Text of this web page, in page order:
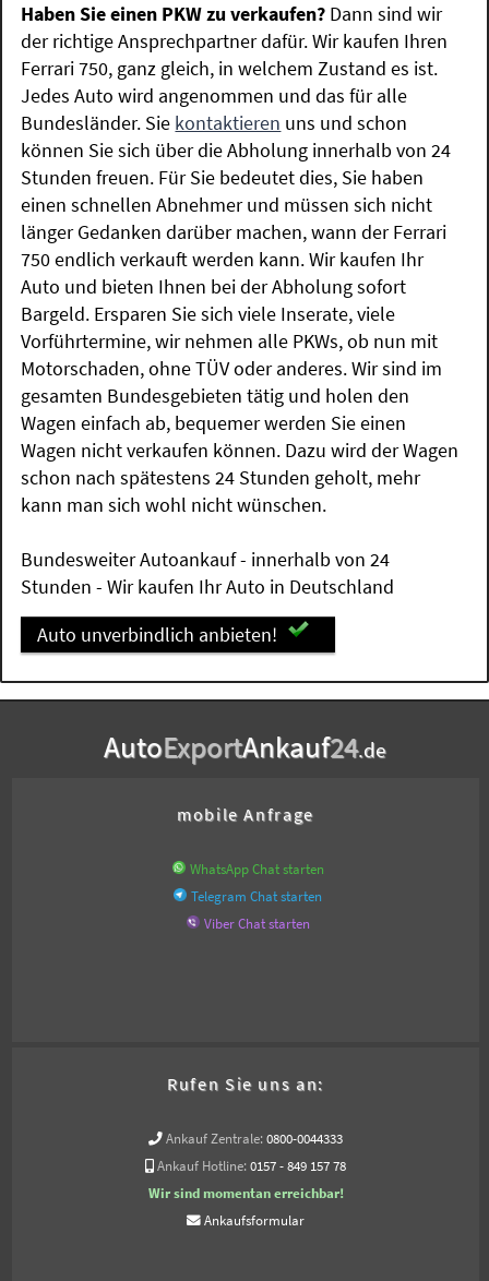
Haben Sie einen PKW zu verkaufen? Dann sind wir
der richtige Ansprechpartner dafür. Wir kaufen Ihren
Ferrari 750, ganz gleich, in welchem Zustand es ist.
Jedes Auto wird angenommen und das für alle
Bundesländer. Sie kontaktieren uns und schon
können Sie sich über die Abholung innerhalb von 24
Stunden freuen. Für Sie bedeutet dies, Sie haben
einen schnellen Abnehmer und müssen sich nicht
länger Gedanken darüber machen, wann der Ferrari
750 endlich verkauft werden kann. Wir kaufen Ihr
Auto und bieten Ihnen bei der Abholung sofort
Bargeld. Ersparen Sie sich viele Inserate, viele
Vorführtermine, wir nehmen alle PKWs, ob nun mit
Motorschaden, ohne TÜV oder anderes. Wir sind im
gesamten Bundesgebieten tätig und holen den
Wagen einfach ab, bequemer werden Sie einen
Wagen nicht verkaufen können. Dazu wird der Wagen
schon nach spätestens 24 Stunden geholt, mehr
kann man sich wohl nicht wünschen.
Bundesweiter Autoankauf - innerhalb von 24
Stunden - Wir kaufen Ihr Auto in Deutschland
Auto unverbindlich anbieten!
AutoExportAnkauf24.de
mobile Anfrage
WhatsApp Chat starten
Telegram Chat starten
Viber Chat starten
Rufen Sie uns an:
Ankauf Zentrale: 0800-0044333
Ankauf Hotline: 0157 - 849 157 78
Wir sind momentan erreichbar!
Ankaufsformular